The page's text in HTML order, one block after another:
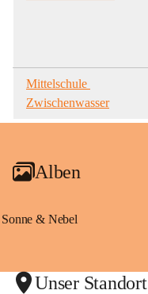
Mittelschule
Zwischenwasser
Alben
Sonne & Nebel
Unser Standort